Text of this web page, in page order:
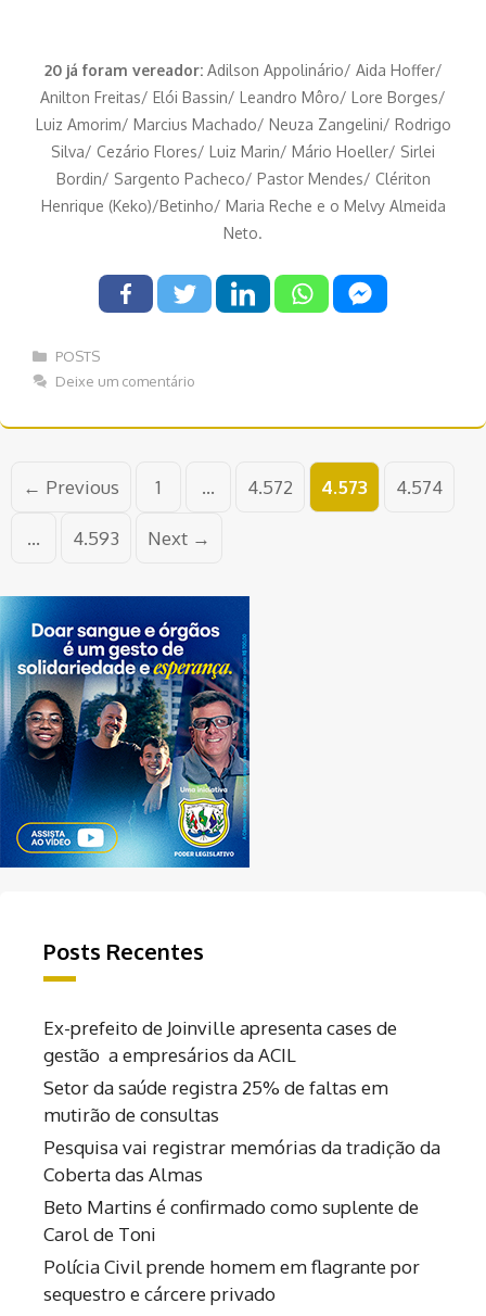
20 já foram vereador: Adilson Appolinário/ Aida Hoffer/
Anilton Freitas/ Elói Bassin/ Leandro Môro/ Lore Borges/
Luiz Amorim/ Marcius Machado/ Neuza Zangelini/ Rodrigo
Silva/ Cezário Flores/ Luiz Marin/ Mário Hoeller/ Sirlei
Bordin/ Sargento Pacheco/ Pastor Mendes/ Clériton
Henrique (Keko)/Betinho/ Maria Reche e o Melvy Almeida
Neto.
Categorias
POSTS
Deixe um comentário
de
← Previous Page
1 … Page
4.572 Page
4.573 Page
4.574
… Page
4.593 Next →
Posts Recentes
Ex-prefeito de Joinville apresenta cases de
gestão a empresários da ACIL
Setor da saúde registra 25% de faltas em
mutirão de consultas
Pesquisa vai registrar memórias da tradição da
Coberta das Almas
Beto Martins é confirmado como suplente de
Carol de Toni
Polícia Civil prende homem em flagrante por
sequestro e cárcere privado